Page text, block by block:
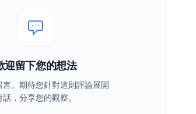
迎留下您的想法
言。期待您針對這則評論展開
話，分享您的觀察。